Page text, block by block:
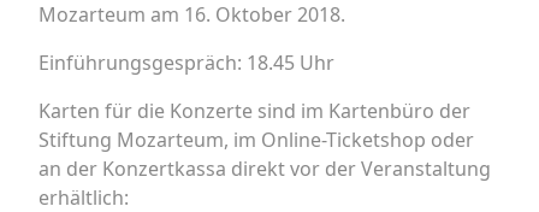
Mozarteum am 16. Oktober 2018.
Einführungsgespräch: 18.45 Uhr
Karten für die Konzerte sind im Kartenbüro der
Stiftung Mozarteum, im Online-Ticketshop oder
an der Konzertkassa direkt vor der Veranstaltung
erhältlich: